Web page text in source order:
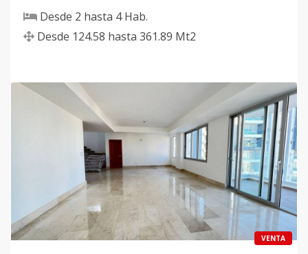
Desde 2 hasta 4Hab.
Desde 124.58 hasta 361.89 Mt2
VENTA